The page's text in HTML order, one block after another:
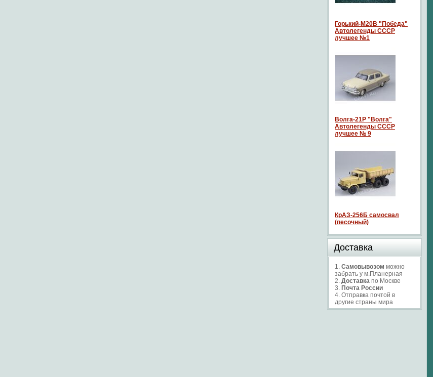
Горький-М20В "Победа"
Автолегенды СССР
лучшее №1
Волга-21P "Волга"
Автолегенды СССР
лучшее № 9
КрАЗ-256Б самосвал
(песочный)
Доставка
1. Самовывозом можно
забрать у м.Планерная
2. Доставка по Москве
3. Почта России
4. Отправка почтой в
другие страны мира